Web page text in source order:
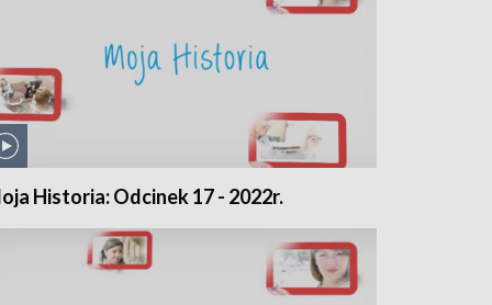
Historia: Odcinek 17 - 2022r.